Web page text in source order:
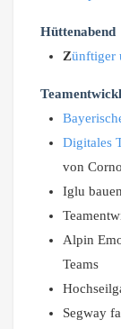
Hüttenabend
Zünftiger
Digitales
von
Iglu bauen
Alpin
Teams
Segway